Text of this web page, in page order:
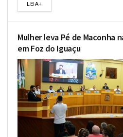
LEIA+
Mulher leva Pé de Maconha
em Foz do Iguaçu